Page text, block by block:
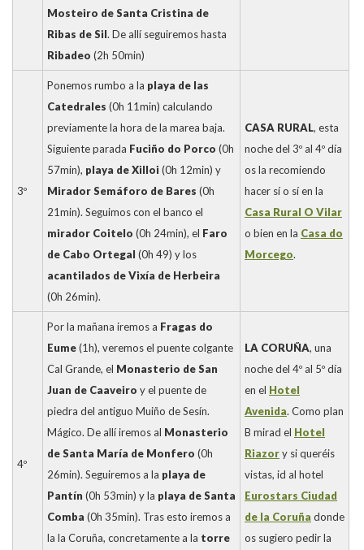
Mosteiro de Santa Cristina de
Ribas de Sil. De allí seguiremos hasta
Ribadeo (2h 50min)
3º
Ponemos rumbo a la playa de las
Catedrales (0h 11min) calculando
previamente la hora de la marea baja.
Siguiente parada Fuciño do Porco (0h
57min), playa de Xilloi (0h 12min) y
Mirador Semáforo de Bares (0h
21min). Seguimos con el banco el
mirador Coitelo (0h 24min), el Faro
de Cabo Ortegal (0h 49) y los
acantilados de Vixía de Herbeira
(0h 26min).
CASA RURAL, esta
noche del 3º al 4º día
os la recomiendo
hacer sí o sí en la
Casa Rural O Vilar
o bien en la Casa do
Morcego.
4º
Por la mañana iremos a Fragas do
Eume(1h), veremos el puente colgante
Cal Grande, el Monasterio de San
Juan de Caaveiro y el puente de
piedra del antiguo Muiño de Sesín.
Mágico. De allí iremos al Monasterio
de Santa María de Monfero (0h
26min). Seguiremos a la playa de
Pantín (0h 53min) y la playa de Santa
Comba (0h 35min). Tras esto iremos a
la la Coruña, concretamente a la torre
LA CORUÑA, una
noche del 4º al 5º día
en el Hotel
Avenida. Como plan
B mirad el Hotel
Riazory si queréis
vistas, id al hotel
Eurostars Ciudad
de la Coruña donde
os sugiero pedir la